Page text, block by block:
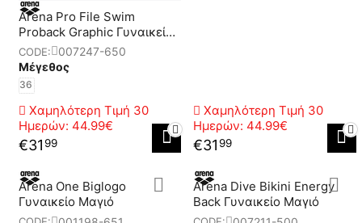
Arena Pro File Swim
Proback Graphic Γυναικείο
Μαγιό Προπόνησης
CODE:
007247-650
Μέγεθος
36
Χαμηλότερη Τιμή 30
Ημερών: 44.99€
€31 99
Χαμηλότερη Τιμή 30
Ημερών: 44.99€
€31 99
Arena One Biglogo
Γυναικείο Μαγιό
Arena Dive Bikini Energy
Back Γυναικείο Μαγιό